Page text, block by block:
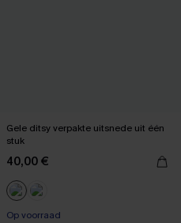
Gele ditsy verpakte uitsnede uit één
stuk
40,00 €
Op voorraad